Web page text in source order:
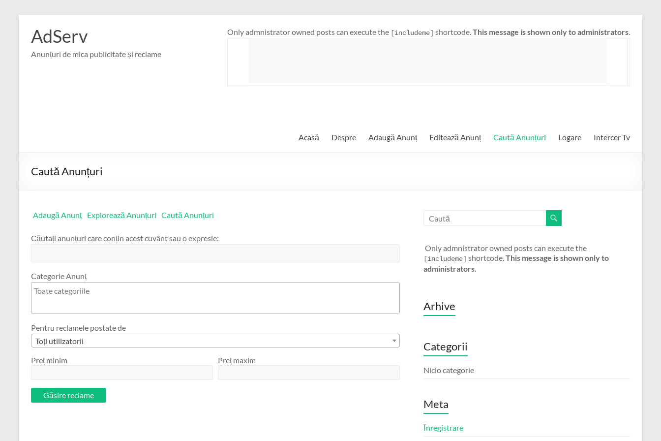
content
AdServ
Anunțuri de mica publicitate și reclame
Only admnistrator owned posts can execute the [includeme] shortcode.This message is shown only to administrators.
Acasă Despre Adaugă Anunț Editează Anunț Caută Anunțuri Logare Intercer Tv
Caută Anunțuri
Adaugă Anunț Explorează Anunțuri Caută Anunțuri
Căutați anunțuri care conțin acest cuvânt sau o expresie:
Categorie Anunț
Pentru reclamele postate de
Toți utilizatorii
Preț minim Preț maxim
Only admnistrator owned posts can execute the
[includeme] shortcode.This message is shown only to
administrators.
Arhive
Categorii
Nicio categorie
Meta
Înregistrare